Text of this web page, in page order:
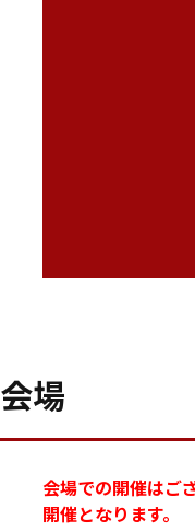
会場
会場での開催はご
開催となります。